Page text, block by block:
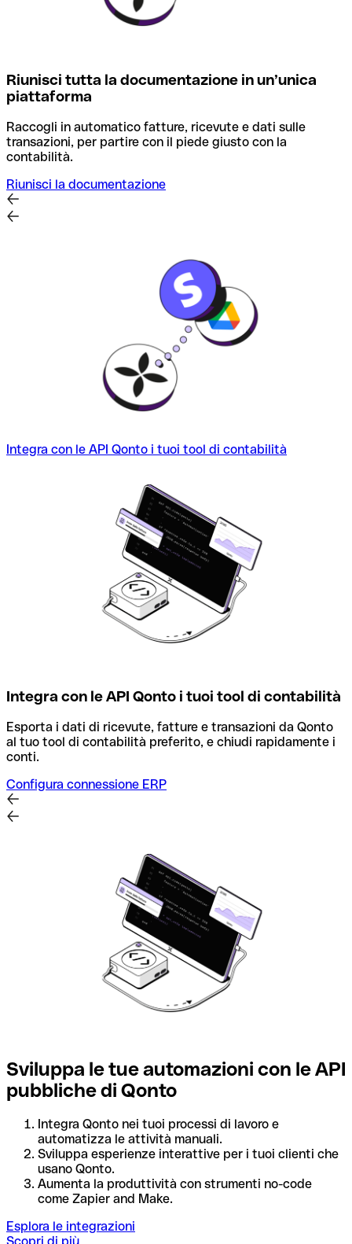
Riunisci tutta la documentazione in un’unica
piattaforma
Raccogli in automatico fatture, ricevute e dati sulle
transazioni, per partire con il piede giusto con la
contabilità.
Riunisci la documentazione
Integra con le API Qonto i tuoi tool di contabilità
Integra con le API Qonto i tuoi tool di contabilità
Esporta i dati di ricevute, fatture e transazioni da Qonto
al tuo tool di contabilità preferito, e chiudi rapidamente i
conti.
Configura connessione ERP
Sviluppa le tue automazioni con le API
pubbliche di Qonto
Integra Qonto nei tuoi processi di lavoro e
automatizza le attività manuali.
Sviluppa esperienze interattive per i tuoi clienti che
usano Qonto.
Aumenta la produttività con strumenti no-code
come Zapier and Make.
Esplora le integrazioni